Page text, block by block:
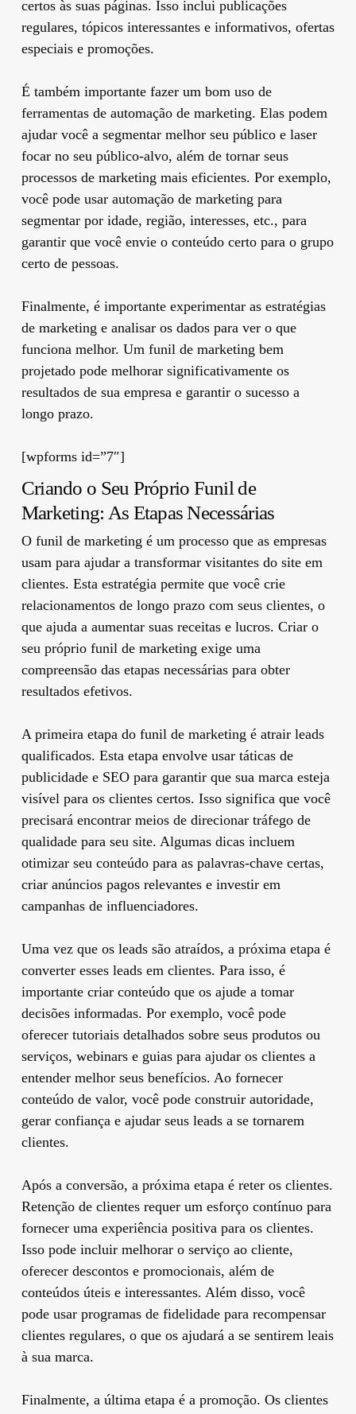
certos às suas páginas. Isso inclui publicações
regulares, tópicos interessantes e informativos, ofertas
especiais e promoções.
É também importante fazer um bom uso de
ferramentas de automação de marketing. Elas podem
ajudar você a segmentar melhor seu público e laser
focar no seu público-alvo, além de tornar seus
processos de marketing mais eficientes. Por exemplo,
você pode usar automação de marketing para
segmentar por idade, região, interesses, etc., para
garantir que você envie o conteúdo certo para o grupo
certo de pessoas.
Finalmente, é importante experimentar as estratégias
de marketing e analisar os dados para ver o que
funciona melhor. Um funil de marketing bem
projetado pode melhorar significativamente os
resultados de sua empresa e garantir o sucesso a
longo prazo.
[wpforms id=”7″]
Criando o Seu Próprio Funil de
Marketing: As Etapas Necessárias
O funil de marketing é um processo que as empresas
usam para ajudar a transformar visitantes do site em
clientes. Esta estratégia permite que você crie
relacionamentos de longo prazo com seus clientes, o
que ajuda a aumentar suas receitas e lucros. Criar o
seu próprio funil de marketing exige uma
compreensão das etapas necessárias para obter
resultados efetivos.
A primeira etapa do funil de marketing é atrair leads
qualificados. Esta etapa envolve usar táticas de
publicidade e SEO para garantir que sua marca esteja
visível para os clientes certos. Isso significa que você
precisará encontrar meios de direcionar tráfego de
qualidade para seu site. Algumas dicas incluem
otimizar seu conteúdo para as palavras-chave certas,
criar anúncios pagos relevantes e investir em
campanhas de influenciadores.
Uma vez que os leads são atraídos, a próxima etapa é
converter esses leads em clientes. Para isso, é
importante criar conteúdo que os ajude a tomar
decisões informadas. Por exemplo, você pode
oferecer tutoriais detalhados sobre seus produtos ou
serviços, webinars e guias para ajudar os clientes a
entender melhor seus benefícios. Ao fornecer
conteúdo de valor, você pode construir autoridade,
gerar confiança e ajudar seus leads a se tornarem
clientes.
Após a conversão, a próxima etapa é reter os clientes.
Retenção de clientes requer um esforço contínuo para
fornecer uma experiência positiva para os clientes.
Isso pode incluir melhorar o serviço ao cliente,
oferecer descontos e promocionais, além de
conteúdos úteis e interessantes. Além disso, você
pode usar programas de fidelidade para recompensar
clientes regulares, o que os ajudará a se sentirem leais
à sua marca.
Finalmente, a última etapa é a promoção. Os clientes